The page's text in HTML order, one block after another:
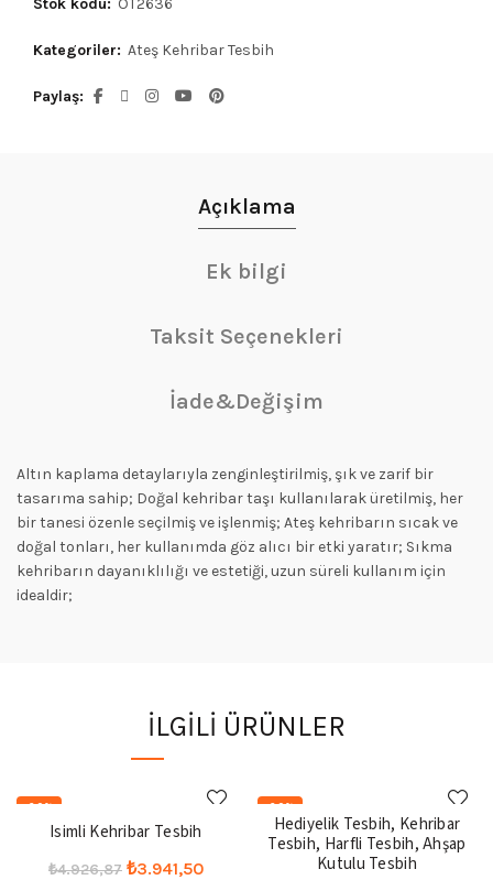
Stok kodu: OT2636
Kategoriler: Ateş Kehribar Tesbih
Paylaş
Açıklama
Ek bilgi
Taksit Seçenekleri
İade&Değişim
Altın kaplama detaylarıyla zenginleştirilmiş, şık ve zarif bir
tasarıma sahip; Doğal kehribar taşı kullanılarak üretilmiş, her
bir tanesi özenle seçilmiş ve işlenmiş; Ateş kehribarın sıcak ve
doğal tonları, her kullanımda göz alıcı bir etki yaratır; Sıkma
kehribarın dayanıklılığı ve estetiği, uzun süreli kullanım için
idealdir;
İLGILI ÜRÜNLER
-20%
Isimli Kehribar Tesbih
₺4.926,87 Orijinal
₺3.941,50Şu
-20%
Hediyelik Tesbih, Kehribar
Tesbih, Harfli Tesbih, Ahşap
Kutulu Tesbih